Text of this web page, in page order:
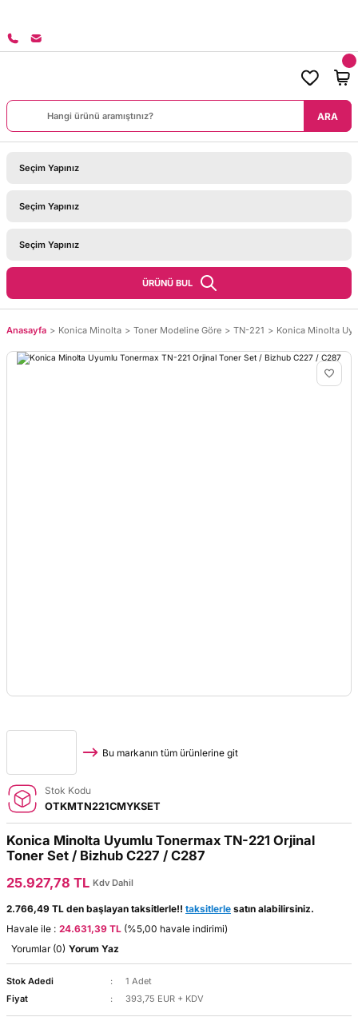
ARA
ÜRÜNÜ BUL
Anasayfa Konica Minolta Toner Modeline Göre TN-221 Konica Minolta
Bu markanın tüm ürünlerine git
Stok Kodu
OTKMTN221CMYKSET
Konica Minolta Uyumlu Tonermax TN-221 Orjinal
Toner Set / Bizhub C227 / C287
25.927,78 TL Kdv Dahil
2.766,49 TL den başlayan taksitlerle!! taksitlerle satın alabilirsiniz.
Havale ile : 24.631,39 TL (%5,00 havale indirimi)
Yorumlar (0) Yorum Yaz
Stok Adedi
1 Adet
Fiyat
393,75 EUR + KDV